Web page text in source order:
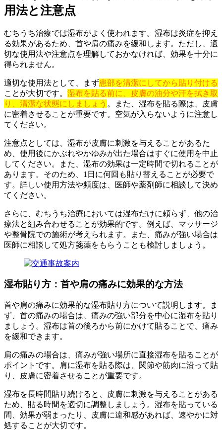
用法と注意点
むちうち治療では湿布がよく使われます。湿布は炎症を抑え
る効果があるため、首や肩の痛みを緩和します。ただし、適
切な使用法や注意点を理解しておかなければ、効果を十分に
得られません。
適切な使用法として、まず患部を清潔にしてから貼り付ける
ことが大切です。 湿布を貼る前に、皮膚の油分や汗を拭き取
り、清潔な状態にしましょう 。また、湿布を貼る際は、皮膚
に密着させることが重要です。空気が入らないように注意し
てください。
注意点としては、湿布が皮膚に刺激を与えることがあるた
め、使用後にかぶれやかゆみが出た場合はすぐに使用を中止
してください。また、湿布の効果は一定時間で切れることが
あります。そのため、1日に何回も貼り替えることが必要で
す。詳しい使用方法や頻度は、医師や薬剤師に相談して決め
てください。
さらに、むちうち治療においては湿布だけに頼らず、他の治
療法と組み合わせることが効果的です。例えば、マッサージ
や整骨院での施術が考えられます。また、痛みが強い場合は
医師に相談して処方箋薬をもらうことも検討しましょう。
湿布貼り方：首や肩の痛みに効果的な方法
首や肩の痛みに効果的な湿布貼り方について説明します。ま
ず、首の痛みの場合は、痛みの強い部分を中心に湿布を貼り
ましょう。湿布は首の後ろから前にかけて貼ることで、痛み
を緩和できます。
肩の痛みの場合は、痛みが強い場所に直接湿布を貼ることが
ポイントです。肩に湿布を貼る際は、関節や筋肉に沿って貼
り、皮膚に密着させることが重要です。
湿布を長時間貼り続けると、皮膚に刺激を与えることがある
ため、貼る時間を適切に調整しましょう。湿布を貼っている
間、効果が弱まったり、皮膚に違和感があれば、速やかに対
処することが大切です。